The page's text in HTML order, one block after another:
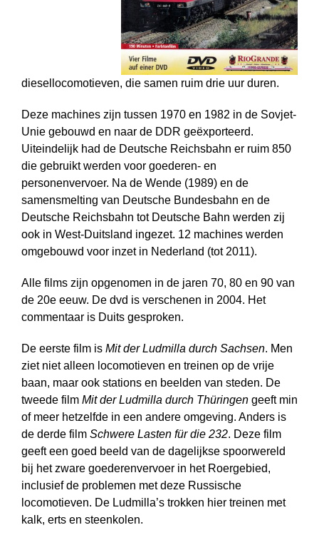
diesellocomotieven, die samen ruim drie uur duren.
Deze machines zijn tussen 1970 en 1982 in de Sovjet-
Unie gebouwd en naar de DDR geëxporteerd.
Uiteindelijk had de Deutsche Reichsbahn er ruim 850
die gebruikt werden voor goederen- en
personenvervoer. Na de Wende (1989) en de
samensmelting van Deutsche Bundesbahn en de
Deutsche Reichsbahn tot Deutsche Bahn werden zij
ook in West-Duitsland ingezet. 12 machines werden
omgebouwd voor inzet in Nederland (tot 2011).
Alle films zijn opgenomen in de jaren 70, 80 en 90 van
de 20e eeuw. De dvd is verschenen in 2004. Het
commentaar is Duits gesproken.
De eerste film is Mit der Ludmilla durch Sachsen. Men
ziet niet alleen loco­motieven en treinen op de vrije
baan, maar ook stations en beelden van steden. De
tweede film Mit der Ludmilla durch Thüringen geeft min
of meer hetzelfde in een andere omgeving. Anders is
de derde film Schwere Lasten für die 232. Deze film
geeft een goed beeld van de dagelijkse spoorwereld
bij het zware goederenvervoer in het Roergebied,
inclusief de problemen met deze Russische
locomotieven. De Ludmilla’s trokken hier treinen met
kalk, erts en steenkolen.